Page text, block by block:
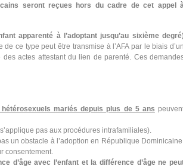
seront reçues hors du cadre de cet appel
apparenté à l’adoptant jusqu’au sixième
de ce type peut être transmise à l’AFA par le biais d’un
actes attestant du lien de parenté. Ces
hétérosexuels mariés depuis plus de 5 ans
pas aux procédures intrafamiliales).
un obstacle à l’adoption en République
consentement.
d’âge avec l’enfant et la différence d’âge ne